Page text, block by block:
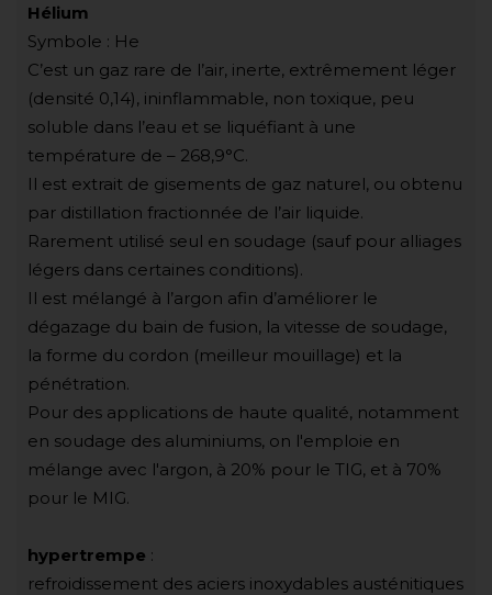
Hélium
Symbole : He
C’est un gaz rare de l’air, inerte, extrêmement léger
(densité 0,14), ininflammable, non toxique, peu
soluble dans l’eau et se liquéfiant à une
température de – 268,9°C.
Il est extrait de gisements de gaz naturel, ou obtenu
par distillation fractionnée de l’air liquide.
Rarement utilisé seul en soudage (sauf pour alliages
légers dans certaines conditions).
Il est mélangé à l’argon afin d’améliorer le
dégazage du bain de fusion, la vitesse de soudage,
la forme du cordon (meilleur mouillage) et la
pénétration.
Pour des applications de haute qualité, notamment
en soudage des aluminiums, on l'emploie en
mélange avec l'argon, à 20% pour le TIG, et à 70%
pour le MIG.
hypertrempe :
refroidissement des aciers inoxydables austénitiques